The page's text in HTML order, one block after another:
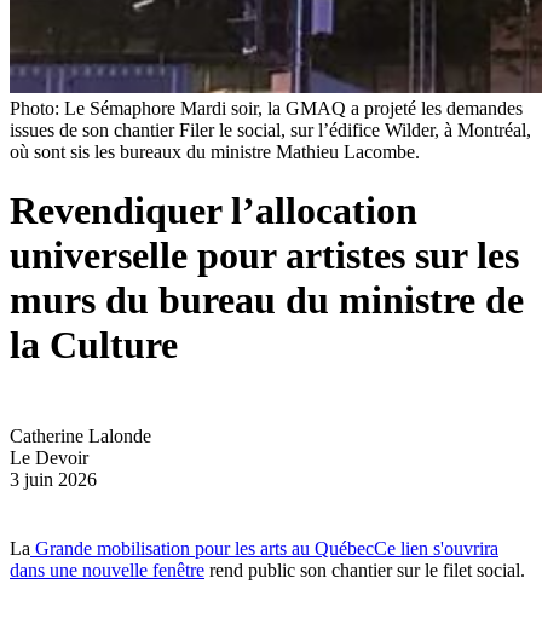
Photo: Le Sémaphore Mardi soir, la GMAQ a projeté les demandes
issues de son chantier Filer le social, sur l’édifice Wilder, à Montréal,
où sont sis les bureaux du ministre Mathieu Lacombe.
Revendiquer l’allocation
universelle pour artistes sur les
murs du bureau du ministre de
la Culture
Catherine Lalonde
Le Devoir
3 juin 2026
La Grande mobilisation pour les arts au QuébecCe lien s'ouvrira
dans une nouvelle fenêtre rend public son chantier sur le filet social.